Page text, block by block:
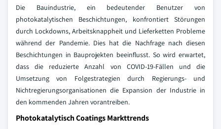
Die Bauindustrie, ein bedeutender Benutzer von
photokatalytischen Beschichtungen, konfrontiert Störungen
durch Lockdowns, Arbeitsknappheit und Lieferketten Probleme
während der Pandemie. Dies hat die Nachfrage nach diesen
Beschichtungen in Bauprojekten beeinflusst. So wird erwartet,
dass die reduzierte Anzahl von COVID-19-Fällen und die
Umsetzung von Folgestrategien durch Regierungs- und
Nichtregierungsorganisationen die Expansion der Industrie in
den kommenden Jahren vorantreiben.
Photokatalytisch Coatings Markttrends